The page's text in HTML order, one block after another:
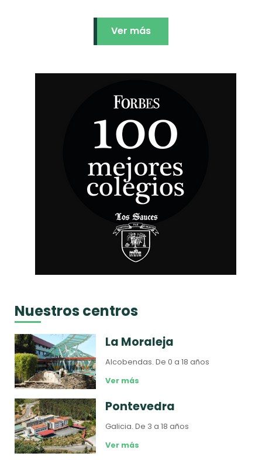
Ver más
Nuestros centros
La Moraleja
Alcobendas.De 0 a 18 años
Ver más
Pontevedra
Galicia.De 3 a 18 años
Ver más